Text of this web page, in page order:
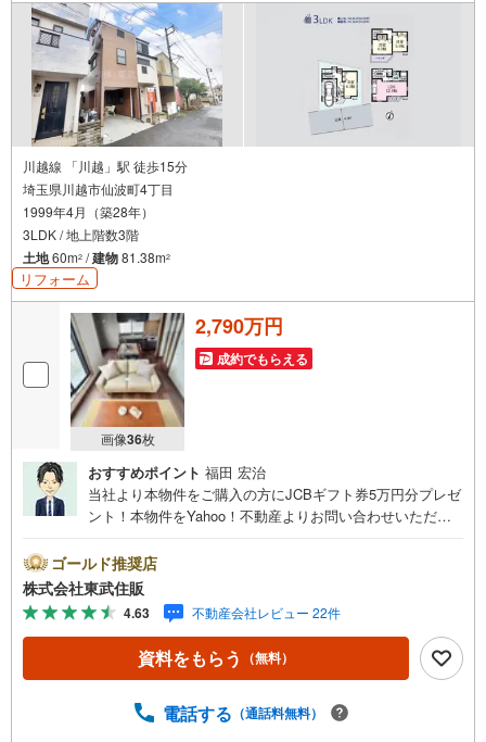
川越線 「川越」駅 徒歩15分
埼玉県川越市仙波町4丁目
1999年4月（築28年）
3LDK / 地上階数3階
土地60m2 /建物81.38m2
リフォーム
画像36枚
2,790万円
成約でもらえる
おすすめポイント 福田 宏治
当社より本物件をご購入の方にJCBギフト券5万円分プレゼ
ント！本物件をYahoo！不動産よりお問い合わせいただい
との併用不可。【営業時間 10:00～18:00】この時間帯は
お電話でのお問い合わせがスムーズです。住み替えをご希
望の方は自社買取保証付売却プランがございます。お気軽
にお問い合わせください。●川越駅徒歩15分●2沿線利用可●
閑静な住宅地●内外装リフォーム◇当社の強みは（1）リフ
ォーム（当社でも再販事業を行っている為、お客様に最適
携ハウスメーカー7社を保有しておりますので、ご予算・ご
ゴールド推奨店
株式会社東武住販
4.63 不動産会社レビュー 22件
資料をもらう （無料）
電話する （通話料無料）